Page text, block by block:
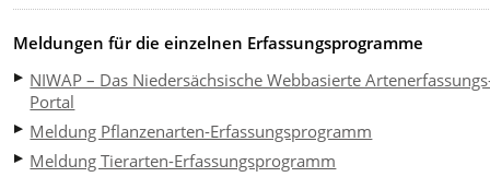
Meldungen für die einzelnen Erfassungsprogramme
NIWAP – Das Niedersächsische Webbasierte
Portal
Meldung Pflanzenarten-Erfassungsprogramm
Meldung Tierarten-Erfassungsprogramm